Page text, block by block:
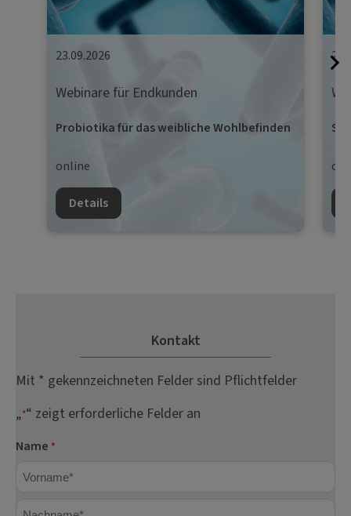
23.09.2026
Webinare für Endkunden
Probiotika für das weibliche Wohlbefinden
online
Details
Kontakt
Mit * gekennzeichneten Felder sind Pflichtfelder
„*“ zeigt erforderliche Felder an
Name *